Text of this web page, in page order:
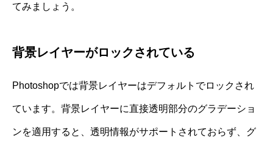
てみましょう。
背景レイヤーがロックされている
Photoshopでは背景レイヤーはデフォルトでロックされ
ています。背景レイヤーに直接透明部分のグラデーショ
ンを適用すると、透明情報がサポートされておらず、グ